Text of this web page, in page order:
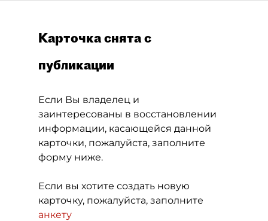
Карточка снята с
публикации
Если Вы владелец и
заинтересованы в восстановлении
информации, касающейся данной
карточки, пожалуйста, заполните
форму ниже.
Если вы хотите создать новую
карточку, пожалуйста, заполните
анкету